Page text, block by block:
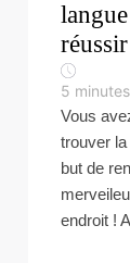
réussir
5
Vous
trouver
but de
endroit !